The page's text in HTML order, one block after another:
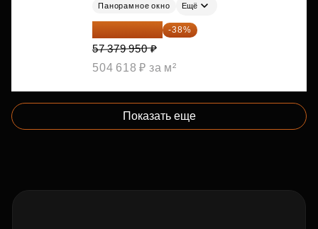
Панорамное окно Ещё
35 575 569 ₽ -38%
57 379 950 ₽
504 618 ₽ за м²
Показать еще